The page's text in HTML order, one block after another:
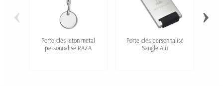
Porte-clés jeton metal
personnalisé RAZA
Porte-clés personnalisé
Sangle Alu
‹ ›